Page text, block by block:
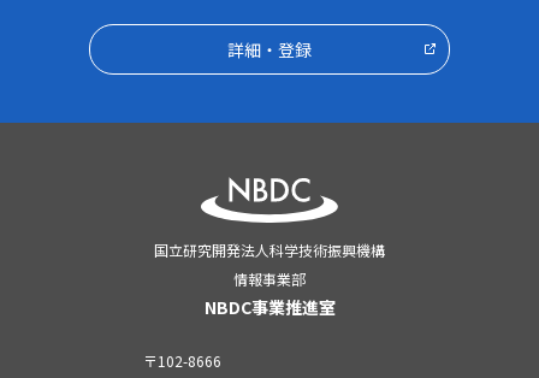
詳細・登録
国立研究開発法人科学技術振興機構
情報事業部
NBDC事業推進室
〒102-8666